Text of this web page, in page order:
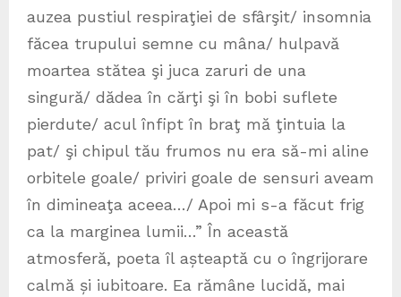
auzea pustiul respiraţiei de sfârşit/ insomnia
făcea trupului semne cu mâna/ hulpavă
moartea stătea şi juca zaruri de una
singură/ dădea în cărţi şi în bobi suflete
pierdute/ acul înfipt în braţ mă ţintuia la
pat/ şi chipul tău frumos nu era să-mi aline
orbitele goale/ priviri goale de sensuri aveam
în dimineaţa aceea…/ Apoi mi s-a făcut frig
ca la marginea lumii…” În această
atmosferă, poeta îl așteaptă cu o îngrijorare
calmă și iubitoare. Ea rămâne lucidă, mai